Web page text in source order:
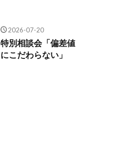
2026-07-20
特別相談会「偏差値
にこだわらない」